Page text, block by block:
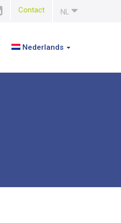
NL
Contact
Nederlands